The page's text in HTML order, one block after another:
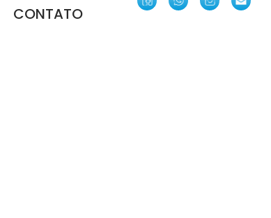
CONTATO